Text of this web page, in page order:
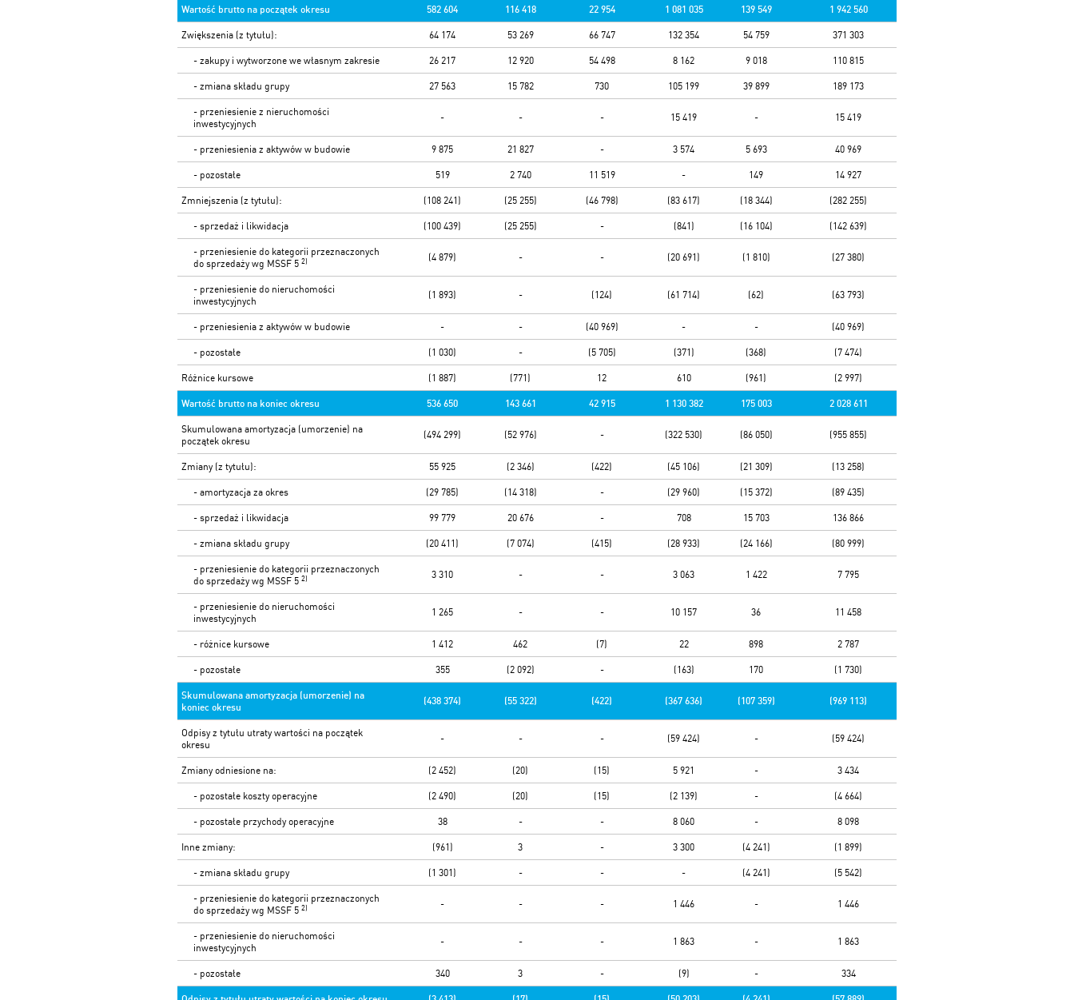
Wartość brutto na początek okresu 582 604 116 418 22 954 1 081 035 139 549 1 942 560
Zwiększenia (z tytułu): 64 174 53 269 66 747 132 354 54 759 371 303
- zakupy i wytworzone we własnym zakresie 26 217 12 920 54 498 8 162 9 018 110 815
- zmiana składu grupy 27 563 15 782 730 105 199 39 899 189 173
- przeniesienie z nieruchomości
inwestycyjnych
- - - 15 419 - 15 419
- przeniesienia z aktywów w budowie 9 875 21 827 - 3 574 5 693 40 969
- pozostałe 519 2 740 11 519 - 149 14 927
Zmniejszenia (z tytułu): (108 241) (25 255) (46 798) (83 617) (18 344) (282 255)
- sprzedaż i likwidacja (100 439) (25 255) - (841) (16 104) (142 639)
- przeniesienie do kategorii przeznaczonych
do sprzedaży wg MSSF 5 2) (4 879) - - (20 691) (1 810) (27 380)
- przeniesienie do nieruchomości
inwestycyjnych
(1 893) - (124) (61 714) (62) (63 793)
- przeniesienia z aktywów w budowie - - (40 969) - - (40 969)
- pozostałe (1 030) - (5 705) (371) (368) (7 474)
Różnice kursowe (1 887) (771) 12 610 (961) (2 997)
Wartość brutto na koniec okresu 536 650 143 661 42 915 1 130 382 175 003 2 028 611
Skumulowana amortyzacja (umorzenie) na
początek okresu
(494 299) (52 976) - (322 530) (86 050) (955 855)
Zmiany (z tytułu): 55 925 (2 346) (422) (45 106) (21 309) (13 258)
- amortyzacja za okres (29 785) (14 318) - (29 960) (15 372) (89 435)
- sprzedaż i likwidacja 99 779 20 676 - 708 15 703 136 866
- zmiana składu grupy (20 411) (7 074) (415) (28 933) (24 166) (80 999)
- przeniesienie do kategorii przeznaczonych
do sprzedaży wg MSSF 5 2) 3 310 - - 3 063 1 422 7 795
- przeniesienie do nieruchomości
inwestycyjnych
1 265 - - 10 157 36 11 458
- różnice kursowe 1 412 462 (7) 22 898 2 787
- pozostałe 355 (2 092) - (163) 170 (1 730)
Skumulowana amortyzacja (umorzenie) na
koniec okresu
(438 374) (55 322) (422) (367 636) (107 359) (969 113)
Odpisy z tytułu utraty wartości na początek
okresu
- - - (59 424) - (59 424)
Zmiany odniesione na: (2 452) (20) (15) 5 921 - 3 434
- pozostałe koszty operacyjne (2 490) (20) (15) (2 139) - (4 664)
- pozostałe przychody operacyjne 38 - - 8 060 - 8 098
Inne zmiany: (961) 3 - 3 300 (4 241) (1 899)
- zmiana składu grupy (1 301) - - - (4 241) (5 542)
- przeniesienie do kategorii przeznaczonych
do sprzedaży wg MSSF 5 2) - - - 1 446 - 1 446
- przeniesienie do nieruchomości
inwestycyjnych
- - - 1 863 - 1 863
- pozostałe 340 3 - (9) - 334